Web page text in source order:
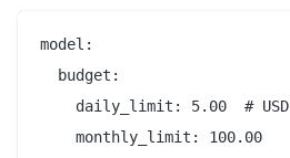
model:
  budget:
    daily_limit: 5.00  # USD
    monthly_limit: 100.00